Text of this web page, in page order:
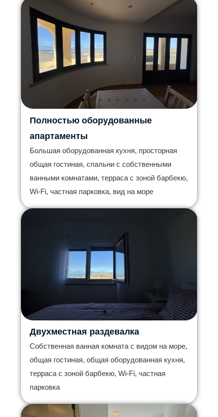
Полностью оборудованные
апартаменты
Большая оборудованная кухня, просторная
общая гостиная, спальни с собственными
ванными комнатами, терраса с зоной барбекю,
Wi-Fi, частная парковка, вид на море
Двухместная раздевалка
Собственная ванная комната с видом на море,
общая гостиная, общая оборудованная кухня,
терраса с зоной барбекю, Wi-Fi, частная
парковка